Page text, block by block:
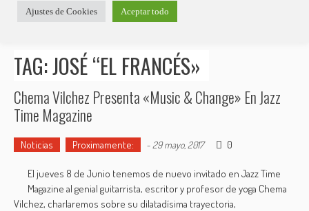
Posts tagged "José “El Francés»"
TAG: JOSÉ “EL FRANCÉS»
Chema Vilchez Presenta «Music & Change» En Jazz
Time Magazine
Noticias Proximamente: - 29 mayo, 2017 0
El jueves 8 de Junio tenemos de nuevo invitado en Jazz Time
Magazine al genial guitarrista, escritor y profesor de yoga Chema
Vilchez, charlaremos sobre su dilatadísima trayectoria,
Ajustes de Cookies Aceptar todo